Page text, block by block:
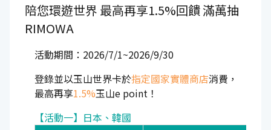
陪您環遊世界 最高再享1.5%回饋滿萬抽
RIMOWA
活動期間：2026/7/1~2026/9/30
登錄並以玉山世界卡於指定國家實體商店消費，
最高再享1.5%玉山e point！
【活動一】日本、韓國